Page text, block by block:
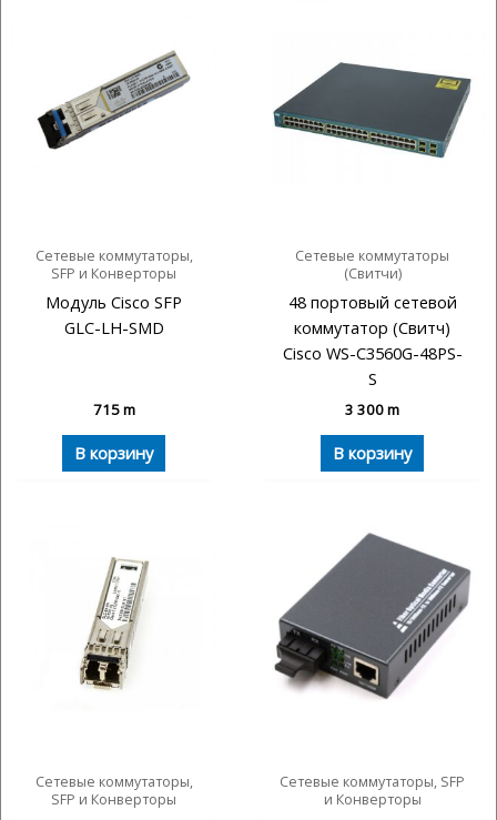
Сетевые коммутаторы,
SFP и Конверторы
Модуль Cisco SFP
GLC-LH-SMD
715m
В корзину
Сетевые коммутаторы
(Свитчи)
48 портовый сетевой
коммутатор (Свитч)
Cisco WS-C3560G-48PS-
S
3 300m
В корзину
Сетевые коммутаторы,
SFP и Конверторы
Сетевые коммутаторы, SFP
и Конверторы